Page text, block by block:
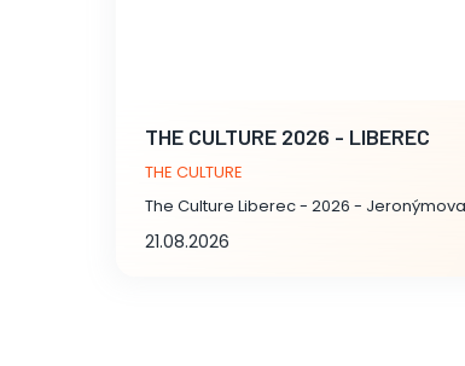
THE CULTURE 2026 - LIBEREC
THE CULTURE
21.08.2026